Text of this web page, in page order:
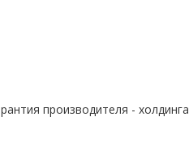
производителя - холдинга